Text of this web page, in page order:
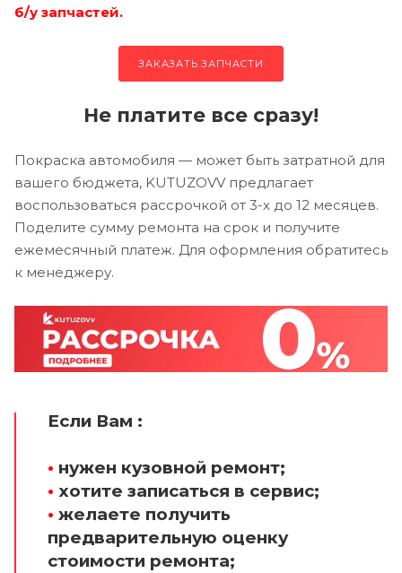
б/у запчастей.
ЗАКАЗАТЬ ЗАПЧАСТИ
Не платите все сразу!
Покраска автомобиля — может быть затратной для
вашего бюджета, KUTUZOVV предлагает
воспользоваться рассрочкой от 3-х до 12 месяцев.
Поделите сумму ремонта на срок и получите
ежемесячный платеж. Для оформления обратитесь
к менеджеру.
Если Вам :
• нужен кузовной ремонт;
• хотите записаться в сервис;
• желаете получить
предварительную оценку
стоимости ремонта;